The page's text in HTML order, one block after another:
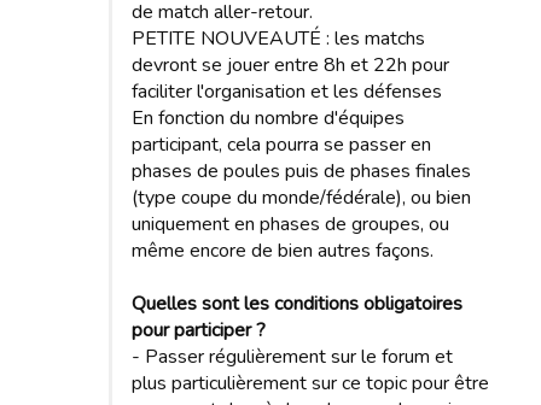
de match aller-retour.
PETITE NOUVEAUTÉ : les matchs
devront se jouer entre 8h et 22h pour
faciliter l'organisation et les défenses
En fonction du nombre d'équipes
participant, cela pourra se passer en
phases de poules puis de phases finales
(type coupe du monde/fédérale), ou bien
uniquement en phases de groupes, ou
même encore de bien autres façons.
Quelles sont les conditions obligatoires
pour participer ?
- Passer régulièrement sur le forum et
plus particulièrement sur ce topic pour être